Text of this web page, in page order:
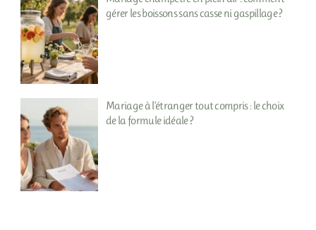
gérer les boissons sans casse ni gaspillage ?
Mariage à l’étranger tout compris : le choix
de la formule idéale ?